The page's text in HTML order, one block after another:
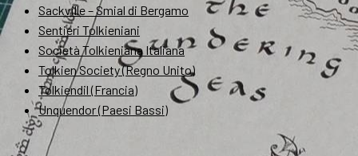
Sackville – Smial di Bergamo
Sentieri Tolkieniani
Società Tolkieniana Italiana
Tolkien Society (Regno Unito)
Tolkiendil (Francia)
Unquendor (Paesi Bassi)